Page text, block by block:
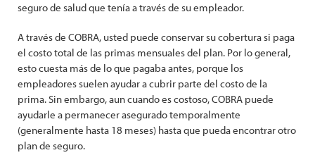
seguro de salud que tenía a través de su empleador.
A través de COBRA, usted puede conservar su cobertura si paga
el costo total de las primas mensuales del plan. Por lo general,
esto cuesta más de lo que pagaba antes, porque los
empleadores suelen ayudar a cubrir parte del costo de la
prima. Sin embargo, aun cuando es costoso, COBRA puede
ayudarle a permanecer asegurado temporalmente
(generalmente hasta 18 meses) hasta que pueda encontrar otro
plan de seguro.